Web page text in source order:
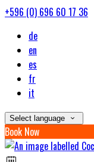
+596 (0) 696 60 17 36
de
en
es
fr
it
Select language
Book Now